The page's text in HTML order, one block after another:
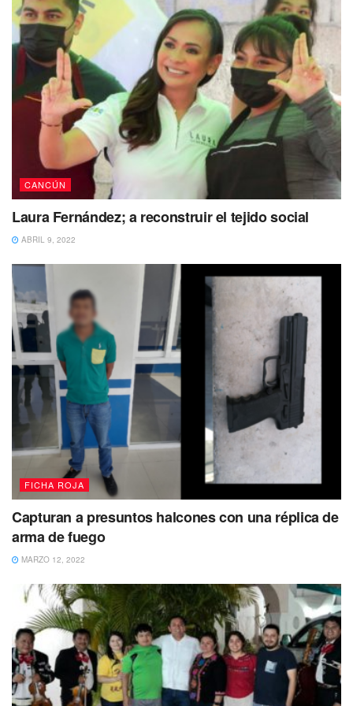
CANCÚN
Laura Fernández; a reconstruir el tejido social
ABRIL 9, 2022
FICHA ROJA
Capturan a presuntos halcones con una réplica de
arma de fuego
MARZO 12, 2022